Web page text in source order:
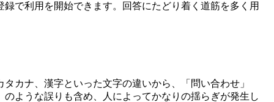
で利用を開始できます。回答にたどり着く道筋を多く用
カナ、漢字といった文字の違いから、「問い合わせ」
ような誤りも含め、人によってかなりの揺らぎが発生し